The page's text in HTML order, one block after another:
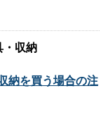
・収納
納を買う場合の注